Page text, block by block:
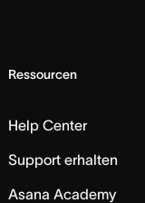
Ressourcen
Help Center
Support erhalten
Asana Academy